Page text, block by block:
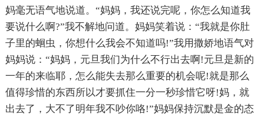
妈毫无语气地说道。“妈妈，我还说完呢，你怎么知道我
要说什么啊?”我不解地问道。妈妈笑着说：“我就是你肚
子里的蛔虫，你想什么我会不知道吗!”我用撒娇地语气对
妈妈说：“妈妈，元旦我们为什么不行出去啊!元旦是新的
一年的来临耶，怎么能失去那么重要的机会呢!就是那么
值得珍惜的东西所以才要抓住一分一秒珍惜它呀!妈，就
出去了，大不了明年我不吵你咯!”妈妈保持沉默是金的态